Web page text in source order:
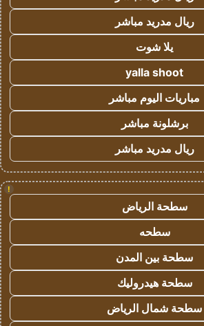
ريال مدريد مباشر
يلا شوت
yalla shoot
مباريات اليوم مباشر
برشلونة مباشر
ريال مدريد مباشر
!
سطحة الرياض
سطحه
سطحة بين المدن
سطحة هيدروليك
سطحة شمال الرياض